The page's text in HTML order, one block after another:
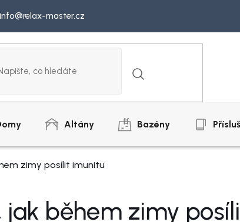
info@relax-master.cz
Altány Bazény
zimy posílit imunitu
jak během zimy